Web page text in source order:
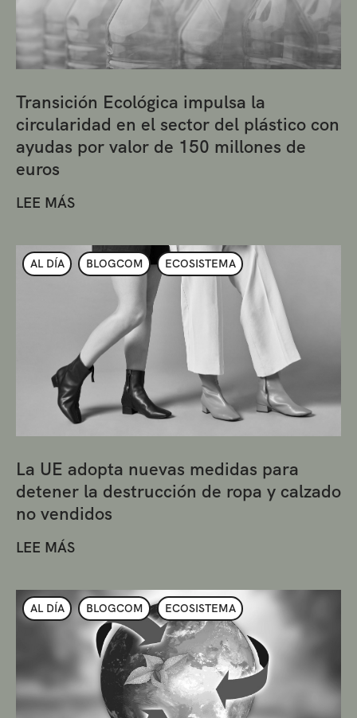
Transición Ecológica impulsa la
circularidad en el sector del plástico con
ayudas por valor de 150 millones de
euros
LEE MÁS
AL DÍA BLOGCOM ECOSISTEMA
La UE adopta nuevas medidas para
detener la destrucción de ropa y calzado
no vendidos
LEE MÁS
AL DÍA BLOGCOM ECOSISTEMA